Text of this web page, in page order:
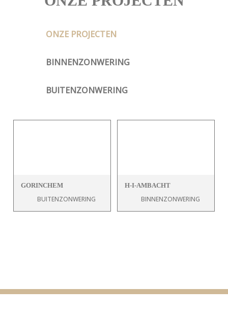
ONZE PROJECTEN
BINNENZONWERING
BUITENZONWERING
GORINCHEM
BUITENZONWERING
H-I-AMBACHT
BINNENZONWERING